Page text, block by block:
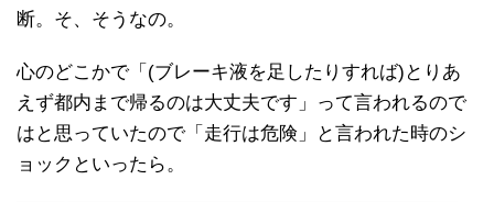
断。そ、そうなの。
心のどこかで「(ブレーキ液を足したりすれば)とりあ
えず都内まで帰るのは大丈夫です」って言われるので
はと思っていたので「走行は危険」と言われた時のシ
ョックといったら。